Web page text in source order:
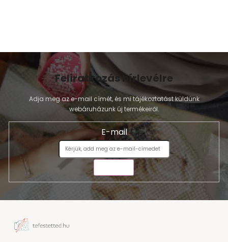
Feliratkozás hírlevélre
Adja meg az e-mail címét, és mi tájékoztatást küldünk
webáruházunk új termékeiről.
E-mail